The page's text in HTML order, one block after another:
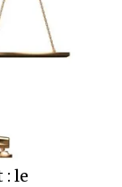
: le